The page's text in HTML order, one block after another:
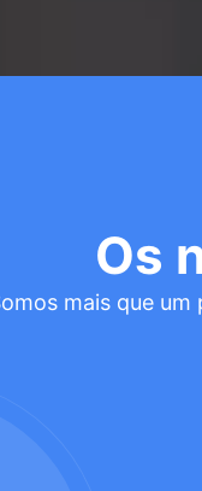
Os
mais que